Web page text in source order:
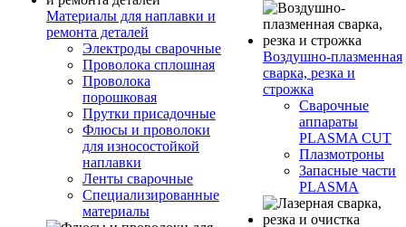
Материалы для наплавки и
ремонта деталей
Электроды сварочные
Проволока сплошная
Проволока
порошковая
Прутки присадочные
Флюсы и проволоки
для износостойкой
наплавки
Ленты сварочные
Специализированные
материалы
Воздушно-плазменная
сварка, резка и
строжка
Сварочные
аппараты
PLASMA CUT
Плазмотроны
Запасные части
PLASMA